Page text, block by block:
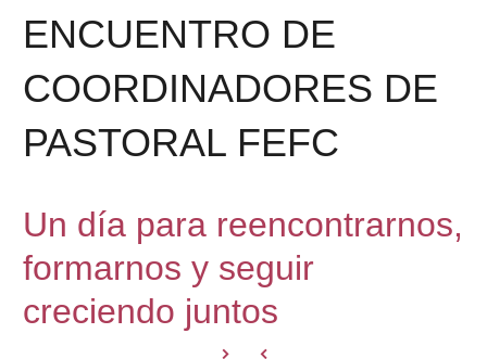
ENCUENTRO DE
COORDINADORES DE
PASTORAL FEFC
Un día para reencontrarnos,
formarnos y seguir
creciendo juntos